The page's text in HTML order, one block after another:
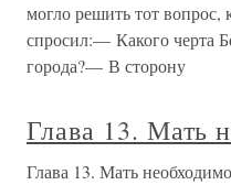
могло решить тот
спросил:— Какого черта
города?— В сторону
Глава 13. Мать
Глава 13. Мать